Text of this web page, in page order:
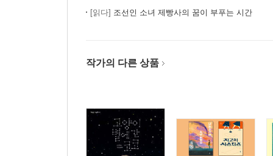
[읽다] 조선인 소녀 제빵사의 꿈이 부푸는 시간
작가의 다른 상품